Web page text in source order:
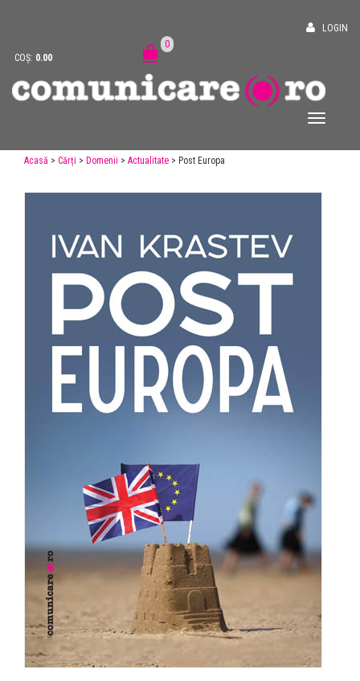
LOGIN
COȘ: 0.00
0
Acasă > Cărți > Domenii > Actualitate > Post Europa